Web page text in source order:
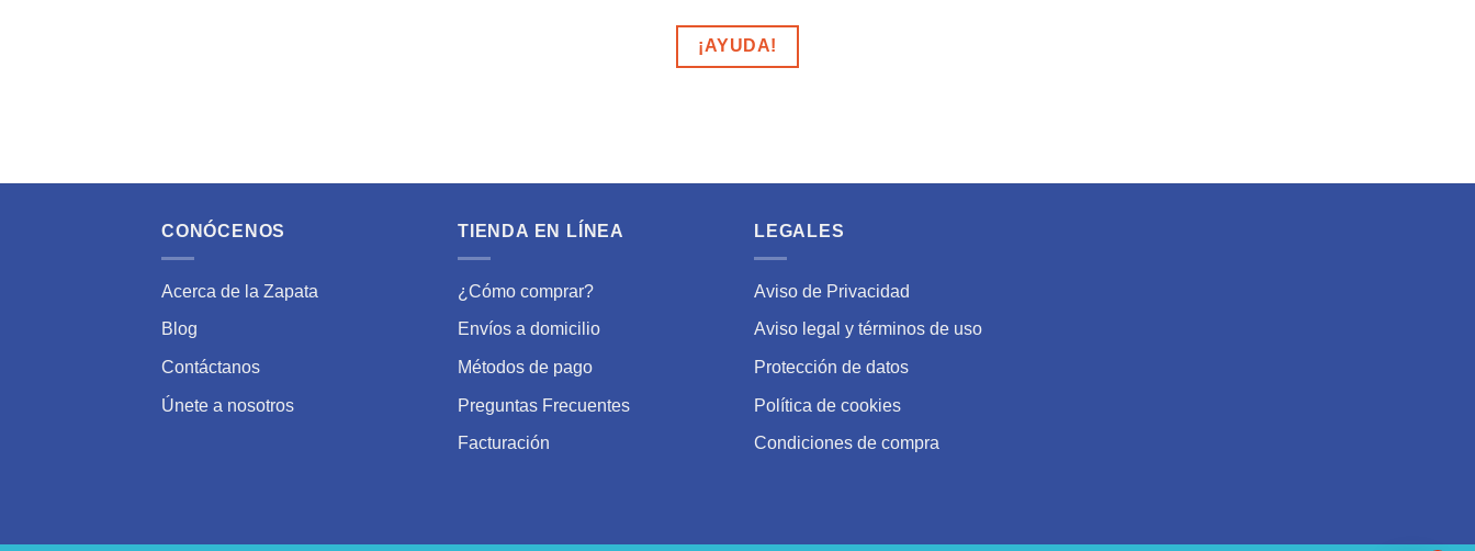
¡AYUDA!
CONÓCENOS
Acerca de la Zapata
Blog
Contáctanos
Únete a nosotros
TIENDA EN LÍNEA
¿Cómo comprar?
Envíos a domicilio
Métodos de pago
Preguntas Frecuentes
Facturación
LEGALES
Aviso de Privacidad
Aviso legal y términos de uso
Protección de datos
Política de cookies
Condiciones de compra